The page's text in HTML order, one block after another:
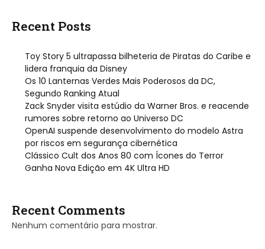
Recent Posts
Toy Story 5 ultrapassa bilheteria de Piratas do Caribe e
lidera franquia da Disney
Os 10 Lanternas Verdes Mais Poderosos da DC,
Segundo Ranking Atual
Zack Snyder visita estúdio da Warner Bros. e reacende
rumores sobre retorno ao Universo DC
OpenAI suspende desenvolvimento do modelo Astra
por riscos em segurança cibernética
Clássico Cult dos Anos 80 com Ícones do Terror
Ganha Nova Edição em 4K Ultra HD
Recent Comments
Nenhum comentário para mostrar.